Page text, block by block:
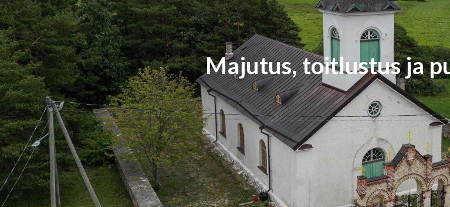
Majutus, toitlustus ja